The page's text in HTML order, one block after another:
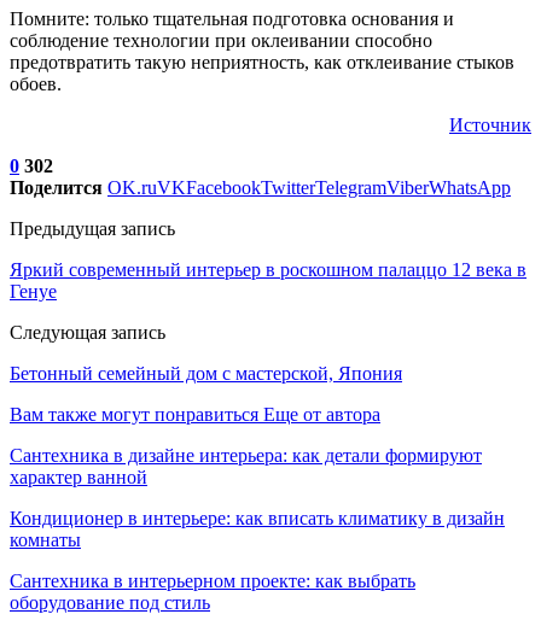
Помните: только тщательная подготовка основания и
соблюдение технологии при оклеивании способно
предотвратить такую неприятность, как отклеивание стыков
обоев.
Источник
0 302
Поделится OK.ruVKFacebookTwitterTelegramViberWhatsApp
Предыдущая запись
Яркий современный интерьер в роскошном палаццо 12 века в
Генуе
Следующая запись
Бетонный семейный дом с мастерской, Япония
Вам также могут понравиться Еще от автора
Сантехника в дизайне интерьера: как детали формируют
характер ванной
Кондиционер в интерьере: как вписать климатику в дизайн
комнаты
Сантехника в интерьерном проекте: как выбрать
оборудование под стиль